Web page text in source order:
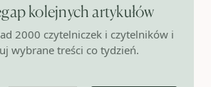
kolejnych artykułów
2000 czytelniczek i czytelników i
wybrane treści co tydzień.